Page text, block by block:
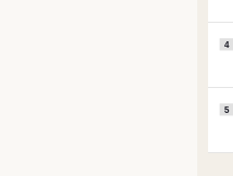
4
5